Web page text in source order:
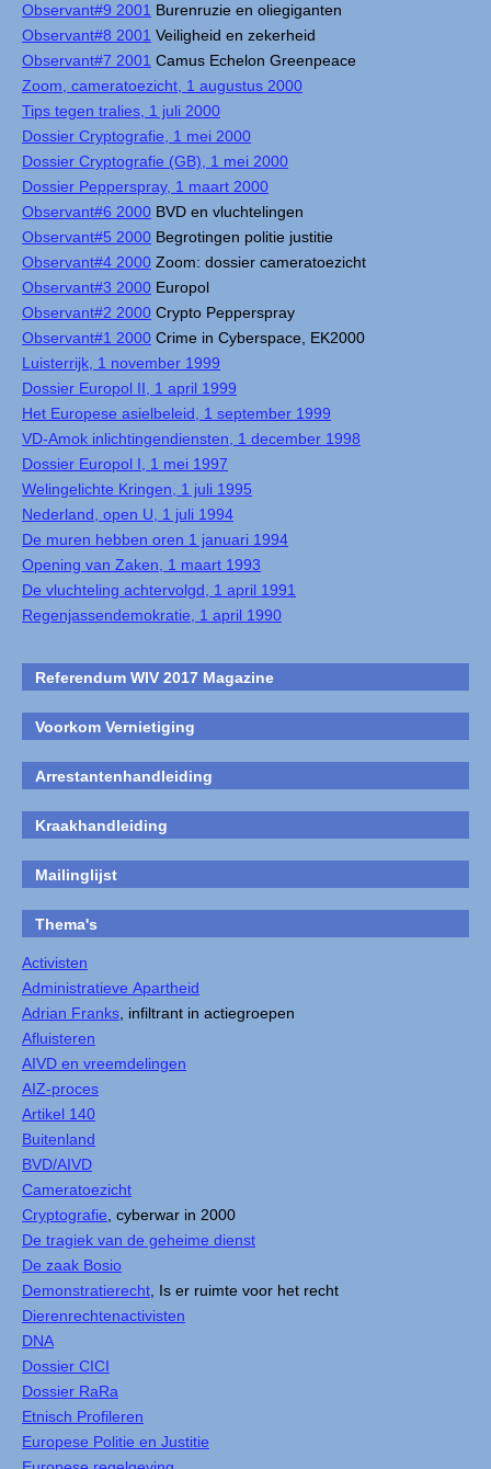
Observant#9 2001 Burenruzie en oliegiganten
Observant#8 2001 Veiligheid en zekerheid
Observant#7 2001 Camus Echelon Greenpeace
Zoom, cameratoezicht, 1 augustus 2000
Tips tegen tralies, 1 juli 2000
Dossier Cryptografie, 1 mei 2000
Dossier Cryptografie (GB), 1 mei 2000
Dossier Pepperspray, 1 maart 2000
Observant#6 2000 BVD en vluchtelingen
Observant#5 2000 Begrotingen politie justitie
Observant#4 2000 Zoom: dossier cameratoezicht
Observant#3 2000 Europol
Observant#2 2000 Crypto Pepperspray
Observant#1 2000 Crime in Cyberspace, EK2000
Luisterrijk, 1 november 1999
Dossier Europol II, 1 april 1999
Het Europese asielbeleid, 1 september 1999
VD-Amok inlichtingendiensten, 1 december 1998
Dossier Europol I, 1 mei 1997
Welingelichte Kringen, 1 juli 1995
Nederland, open U, 1 juli 1994
De muren hebben oren 1 januari 1994
Opening van Zaken, 1 maart 1993
De vluchteling achtervolgd, 1 april 1991
Regenjassendemokratie, 1 april 1990
Referendum WIV 2017 Magazine
Voorkom Vernietiging
Arrestantenhandleiding
Kraakhandleiding
Mailinglijst
Thema's
Activisten
Administratieve Apartheid
Adrian Franks , infiltrant in actiegroepen
Afluisteren
AIVD en vreemdelingen
AIZ-proces
Artikel 140
Buitenland
BVD/AIVD
Cameratoezicht
Cryptografie , cyberwar in 2000
De tragiek van de geheime dienst
De zaak Bosio
Demonstratierecht , Is er ruimte voor het recht
Dierenrechtenactivisten
DNA
Dossier CICI
Dossier RaRa
Etnisch Profileren
Europese Politie en Justitie